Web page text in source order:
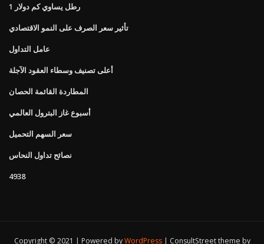
1 رطل يساوي كم دولار
تأثير سعر الصرف على النمو الاقتصادي
عامل التداول
أعلى تصنيف وسطاء العقود الآجلة
المطاردة القائمة الحصان
أسبوع غاز البترول العالمي
سعر السهم التحميل
نصائح تداول النحاس
4938
Copyright © 2021 | Powered byWordPress ConsultStreet theme by